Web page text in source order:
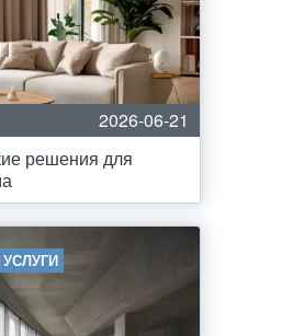
2026-06-21
решения для